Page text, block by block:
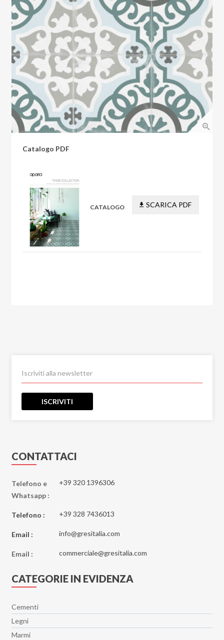
Catalogo PDF
CATALOGO SCARICA PDF
ISCRIVITI
CONTATTACI
Telefono e
Whatsapp :
+39 320 1396306
Telefono : +39 328 7436013
Email : info@gresitalia.com
Email : commerciale@gresitalia.com
CATEGORIE IN EVIDENZA
Cementi
Legni
Marmi